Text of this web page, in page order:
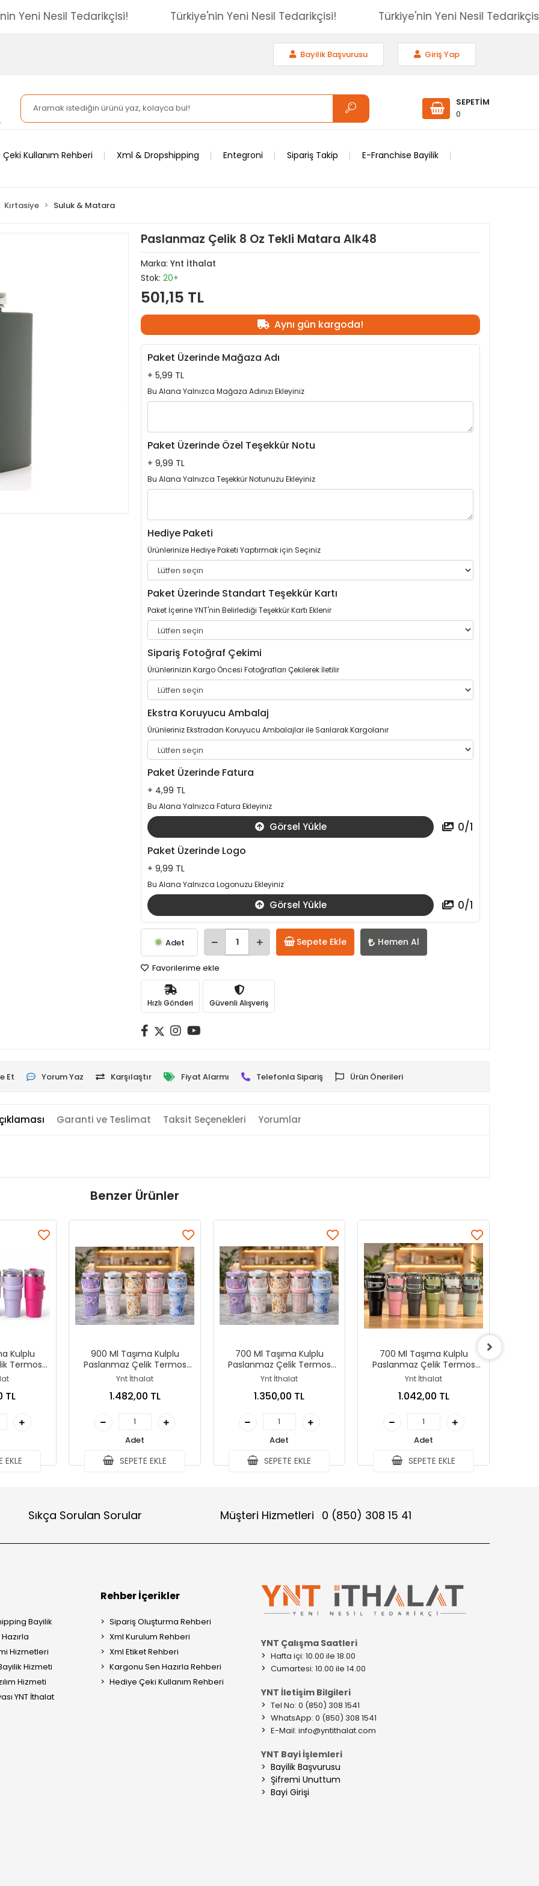
Yeni Nesil Tedarikçisi! Türkiye'nin Yeni Nesil Tedarikçisi! Türkiye'nin Yeni Nesil
Giriş Yap
Bayilik Başvurusu
SEPETİM
0
Kullanım Rehberi Xml & Dropshipping Entegroni Sipariş Takip E-Franchise Bayilik
Kırtasiye Suluk & Matara
Paslanmaz Çelik 8 Oz Tekli Matara Alk48
Marka: Ynt İthalat
Stok: 20+
501,15 TL
Aynı gün kargoda!
Paket Üzerinde Mağaza Adı
+ 5,99 TL
Bu Alana Yalnızca Mağaza Adınızı Ekleyiniz
Paket Üzerinde Özel Teşekkür Notu
+ 9,99 TL
Bu Alana Yalnızca Teşekkür Notunuzu Ekleyiniz
Hediye Paketi
Ürünlerinize Hediye Paketi Yaptırmak için Seçiniz
Paket Üzerinde Standart Teşekkür Kartı
Paket İçerine YNT'nin Belirlediği Teşekkür Kartı Eklenir
Sipariş Fotoğraf Çekimi
Ürünlerinizin Kargo Öncesi Fotoğrafları Çekilerek İletilir
Ekstra Koruyucu Ambalaj
Ürünleriniz Ekstradan Koruyucu Ambalajlar ile Sarılarak Kargolanır
Paket Üzerinde Fatura
+ 4,99 TL
Bu Alana Yalnızca Fatura Ekleyiniz
Görsel Yükle 0/1
Paket Üzerinde Logo
+ 9,99 TL
Bu Alana Yalnızca Logonuzu Ekleyiniz
Görsel Yükle 0/1
Adet Sepete Ekle Hemen Al
Favorilerime ekle
Hızlı Gönderi Güvenli Alışveriş
Et Yorum Yaz Karşılaştır Fiyat Alarmı Telefonla Sipariş Ürün Önerileri
Garanti ve Teslimat Taksit Seçenekleri Yorumlar
Benzer Ürünler
Kulplu
Termos
Yalıtımlı
TL
EKLE
900 Ml Taşıma Kulplu
Paslanmaz Çelik Termos
Mug - Vakumlu Isı Yalıtımlı
Ynt İthalat
1.482,00 TL
Adet
SEPETE EKLE
700 Ml Taşıma Kulplu
Paslanmaz Çelik Termos
Mug - Vakumlu Isı Yalıtımlı
Ynt İthalat
1.350,00 TL
Adet
SEPETE EKLE
700 Ml Taşıma Kulplu
Paslanmaz Çelik Termos
Mug - Vakumlu Isı Yalıtımlı
Ynt İthalat
1.042,00 TL
Adet
SEPETE EKLE
Sıkça Sorulan Sorular Müşteri Hizmetleri 0 (850) 308 15 41
Bayilik
Hizmetleri
Hizmeti
Hizmeti
YNT İthalat
Rehber İçerikler
Sipariş Oluşturma Rehberi
Xml Kurulum Rehberi
Xml Etiket Rehberi
Kargonu Sen Hazırla Rehberi
Hediye Çeki Kullanım Rehberi
YNT Çalışma Saatleri
> Hafta içi: 10.00 ile 18.00
> Cumartesi: 10.00 ile 14.00
YNT İletişim Bilgileri
> Tel No: 0 (850) 308 1541
> WhatsApp: 0 (850) 308 1541
> E-Mail: info@yntithalat.com
YNT Bayi İşlemleri
> Bayilik Başvurusu
> Şifremi Unuttum
> Bayi Girişi